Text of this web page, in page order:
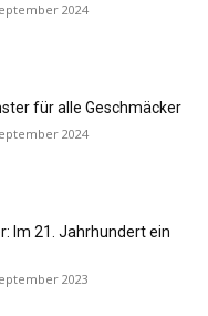
2024
für alle Geschmäcker
2024
Im 21. Jahrhundert ein
2023